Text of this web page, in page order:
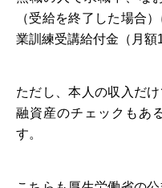
（受給を終了した場合
業訓練受講給付金（月額
ただし、本人の収入だ
融資産のチェックもあ
す。